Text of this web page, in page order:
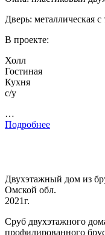
Дверь: металлическая
В проекте:
Холл
Гостиная
Кухня
с/у
…
Подробнее
Двухэтажный дом из
Омской обл.
2021г.
Сруб двухэтажного
профилированного